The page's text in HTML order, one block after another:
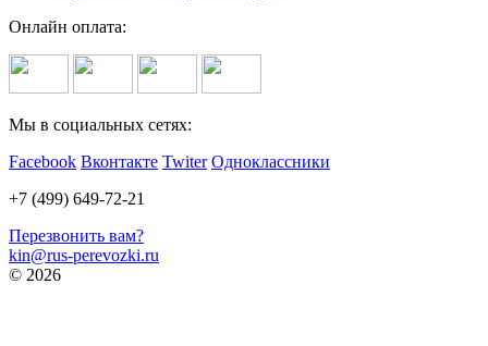
Онлайн оплата:
Мы в социальных сетях:
Facebook Вконтакте Twiter Одноклассники
+7 (499) 649-72-21
Перезвонить вам?
kin@rus-perevozki.ru
© 2026